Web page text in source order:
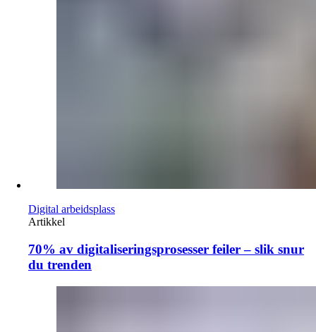
Digital arbeidsplass
Artikkel
70% av digitaliseringsprosesser feiler – slik snur
du trenden